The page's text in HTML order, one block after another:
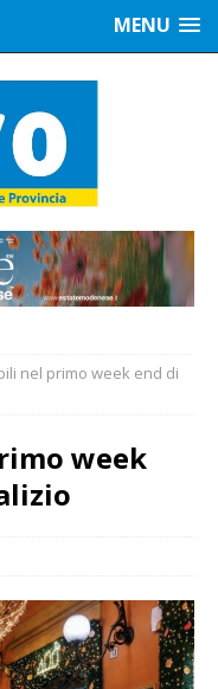
MENU
nel primo week end di
week